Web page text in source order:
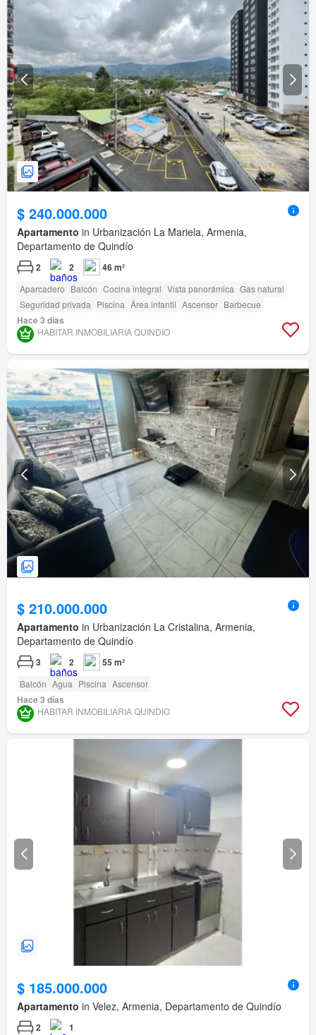
$ 240.000.000
Apartamento in Urbanización La Mariela, Armenia,
Departamento de Quindío
2 2 46 m²
Aparcadero Balcón Cocina integral Vista panorámica Gas natural
Seguridad privada Piscina Área infantil Ascensor Barbecue
Hace 3 días
HABITAR INMOBILIARIA QUINDIO
$ 210.000.000
Apartamento in Urbanización La Cristalina, Armenia,
Departamento de Quindío
3 2 55 m²
Balcón Agua Piscina Ascensor
Hace 3 días
HABITAR INMOBILIARIA QUINDIO
$ 185.000.000
Apartamento in Velez, Armenia, Departamento de Quindío
2 1